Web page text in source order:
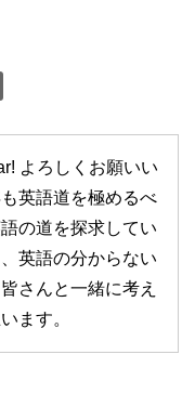
よろしくお願いい
英語道を極めるべ
の道を探求してい
英語の分からない
さんと一緒に考え
ます。